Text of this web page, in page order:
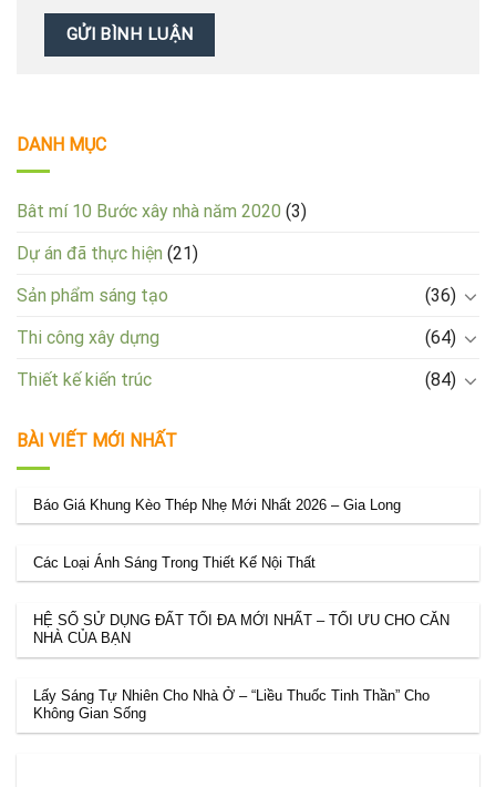
DANH MỤC
Bât mí 10 Bước xây nhà năm 2020 (3)
Dự án đã thực hiện (21)
Sản phẩm sáng tạo
(36)
Thi công xây dựng
(64)
Thiết kế kiến trúc
(84)
BÀI VIẾT MỚI NHẤT
Báo Giá Khung Kèo Thép Nhẹ Mới Nhất 2026 – Gia Long
Các Loại Ánh Sáng Trong Thiết Kế Nội Thất
HỆ SỐ SỬ DỤNG ĐẤT TỐI ĐA MỚI NHẤT – TỐI ƯU CHO CĂN
NHÀ CỦA BẠN
Lấy Sáng Tự Nhiên Cho Nhà Ở – “Liều Thuốc Tinh Thần” Cho
Không Gian Sống